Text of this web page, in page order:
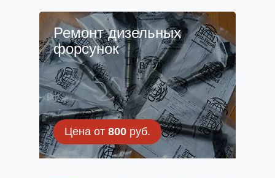
Ремонт дизельных
форсунок
Цена от 800руб.